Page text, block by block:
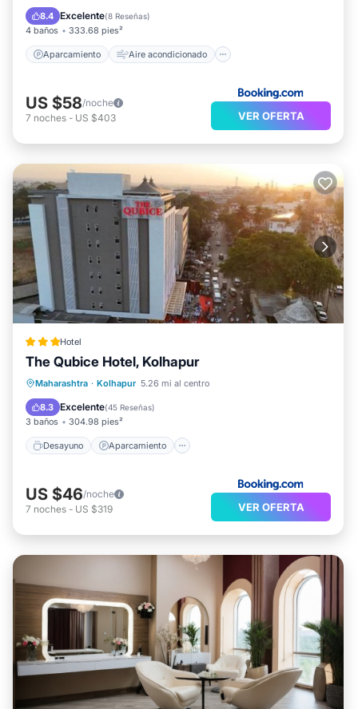
8.4 Excelente(8 Reseñas)
4 baños 333.68 pies²
Aparcamiento Aire acondicionado
Internet
Accesibilidad
US $58/noche
7 noches - US $403 VER OFERTA
Hotel
The Qubice Hotel, Kolhapur
Maharashtra · Kolhapur 5.26 mi al centro
8.3 Excelente(45 Reseñas)
3 baños 304.98 pies²
Desayuno Aparcamiento
Desayuno
Aparcamiento
Balcón/Terraza
US $46/noche
7 noches - US $319 VER OFERTA